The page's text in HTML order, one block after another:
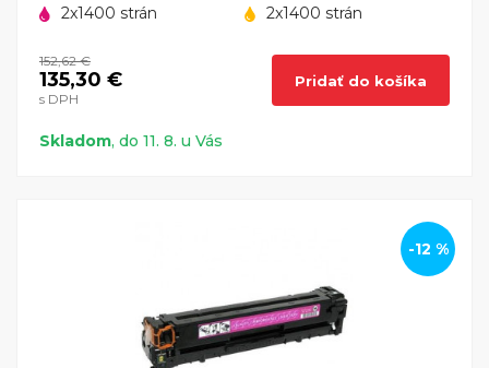
2x1400 strán
2x1400 strán
152,62 €
135,30 €
s DPH
Pridať do košíka
Skladom, do 11. 8. u Vás
-12 %